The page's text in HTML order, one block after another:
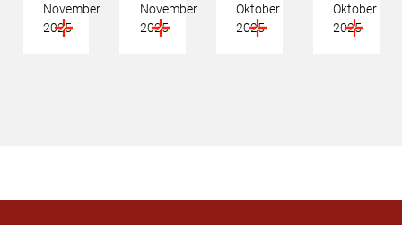
November
2025
November
2025
Oktober
2025
Oktober
2025